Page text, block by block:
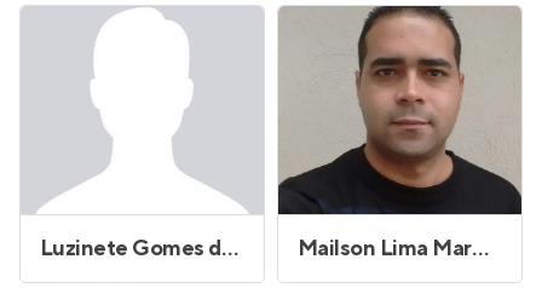
Luzinete Gomes da Silva de Souza Mailson Lima Marques